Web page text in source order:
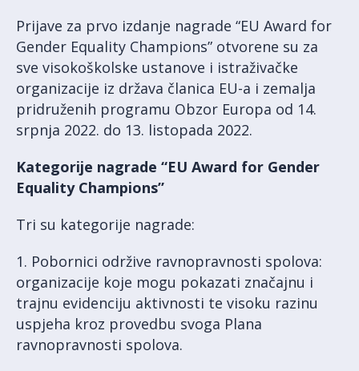
Prijave za prvo izdanje nagrade “EU Award for
Gender Equality Champions” otvorene su za
sve visokoškolske ustanove i istraživačke
organizacije iz država članica EU-a i zemalja
pridruženih programu Obzor Europa od 14.
srpnja 2022. do 13. listopada 2022.
Kategorije nagrade “EU Award for Gender
Equality Champions”
Tri su kategorije nagrade:
1. Pobornici održive ravnopravnosti spolova:
organizacije koje mogu pokazati značajnu i
trajnu evidenciju aktivnosti te visoku razinu
uspjeha kroz provedbu svoga Plana
ravnopravnosti spolova.